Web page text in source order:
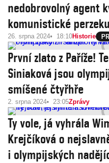
nedobrovolný agent
komunistické
26. srpna 2024 18:10Historie
První zlato z Paříže!
Siniaková jsou
smíšené čtyřhře
2. srpna 2024 23:05Zprávy
Ty vole, já vyhrála
Krejčíková o
i olympijských